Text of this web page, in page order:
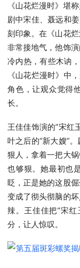
《山花烂漫时》堪
剧中宋佳、聂远和
刻印象。在《山花
非常接地气，他饰
冷内热，有些木讷
《山花烂漫时》中
角色，让观众觉得
长。
王佳佳饰演的“宋红
叶之后的“新大嫂”
狠人，拿着一把大
也够狠。她最初也
眨，正是她的这股
变成了彻头彻脑的
辣。王佳佳把“宋
分，让人惊叹。